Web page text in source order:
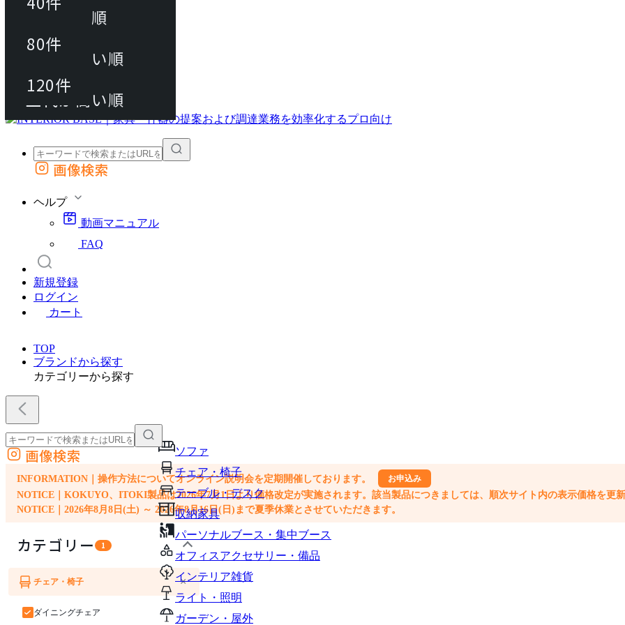
動画マニュアル
FAQ
カート
外部サイトの商品をカートに追加
画像検索
ヘルプ
動画マニュアル
FAQ
新規登録
ログイン
カート
TOP
ブランドから探す
カテゴリーから探す
ソファ
チェア・椅子
テーブル・デスク
収納家具
パーソナルブース・集中ブース
オフィスアクセサリー・備品
インテリア雑貨
ライト・照明
ガーデン・屋外
外部サイトの商品をカートに追加
他のサイトで見つけた商品ページのURLを貼り付けて、カートに追加できます
画像検索
INFORMATION｜操作方法についてオンライン説明会を定期開催しております。 お申込み
NOTICE｜KOKUYO、ITOKI製品は2026年7月1日より価格改定が実施されます。該当製品につきましては、順次サイト内の表示価格を更新
NOTICE｜2026年8月8日(土) ～ 2026年8月16日(日)まで夏季休業とさせていただきます。
カテゴリー 1
チェア・椅子 ×
ダイニングチェア
80件
120件
おすすめ順
上代が安い順
上代が高い順
80件
120件